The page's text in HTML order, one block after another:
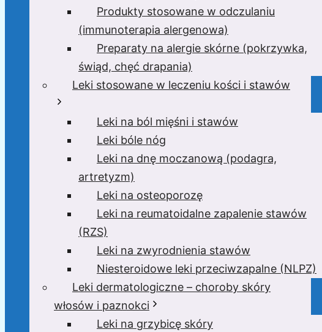
Produkty stosowane w odczulaniu
(immunoterapia alergenowa)
Preparaty na alergie skórne (pokrzywka,
świąd, chęć drapania)
Leki stosowane w leczeniu kości i stawów
Leki na ból mięśni i stawów
Leki bóle nóg
Leki na dnę moczanową (podagra,
artretyzm)
Leki na osteoporozę
Leki na reumatoidalne zapalenie stawów
(RZS)
Leki na zwyrodnienia stawów
Niesteroidowe leki przeciwzapalne (NLPZ)
Leki dermatologiczne – choroby skóry
włosów i paznokci
Leki na grzybicę skóry